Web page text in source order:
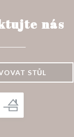
nás
STŮL